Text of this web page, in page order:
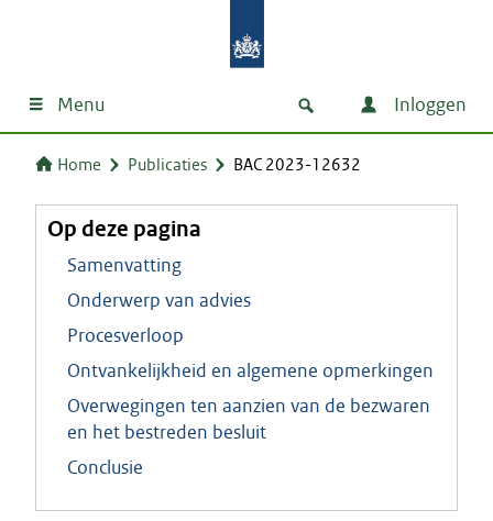
Menu Inloggen
Home Publicaties BAC 2023-12632
Op deze pagina
Samenvatting
Onderwerp van advies
Procesverloop
Ontvankelijkheid en algemene opmerkingen
Overwegingen ten aanzien van de bezwaren
en het bestreden besluit
Conclusie